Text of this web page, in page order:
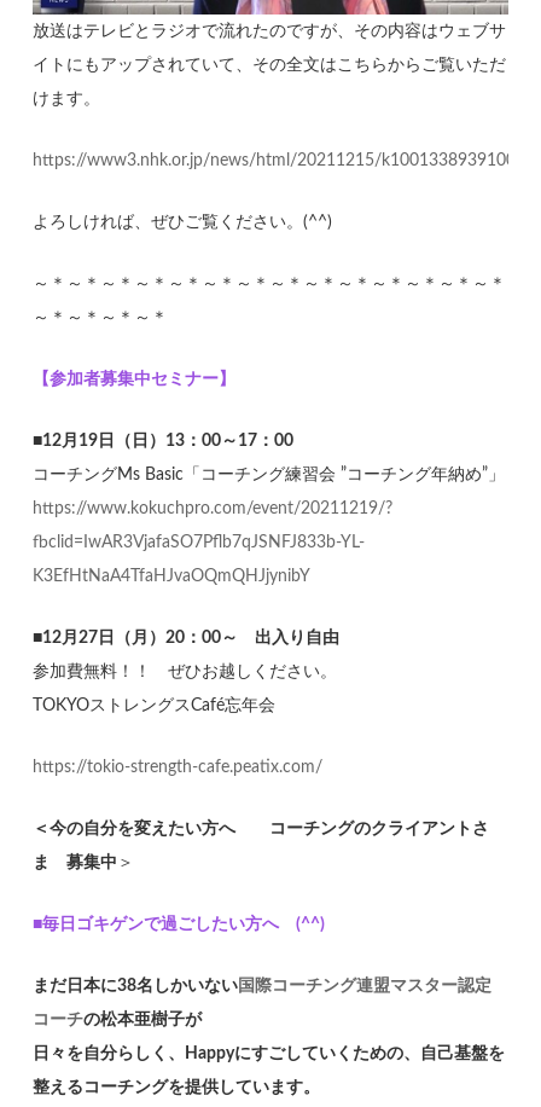
放送はテレビとラジオで流れたのですが、その内容はウェブサ
イトにもアップされていて、その全文はこちらからご覧いただ
けます。
https://www3.nhk.or.jp/news/html/20211215/
よろしければ、ぜひご覧ください。(^^)
～＊～＊～＊～＊～＊～＊～＊～＊～＊～＊～＊～＊～＊～＊
～＊～＊～＊～＊
【参加者募集中セミナー】
■12月19日（日）13：00～17：00
コーチングMs Basic「コーチング練習会 ”コーチング年納め”」
https://www.kokuchpro.com/event/20211219/?
fbclid=IwAR3VjafaSO7Pflb7qJSNFJ833b-YL-
K3EfHtNaA4TfaHJvaOQmQHJjynibY
■12月27日（月）20：00～ 出入り自由
参加費無料！！ ぜひお越しください。
TOKYOストレングスCafé忘年会
https://tokio-strength-cafe.peatix.com/
＜今の自分を変えたい方へ コーチングのクライアントさ
ま 募集中 ＞
■毎日ゴキゲンで過ごしたい方へ (^^)
まだ日本に38名しかいない国際コーチング連盟マスター認定
コーチの松本亜樹子が
日々を自分らしく、Happyにすごしていくための、自己基盤を
整えるコーチングを提供しています。